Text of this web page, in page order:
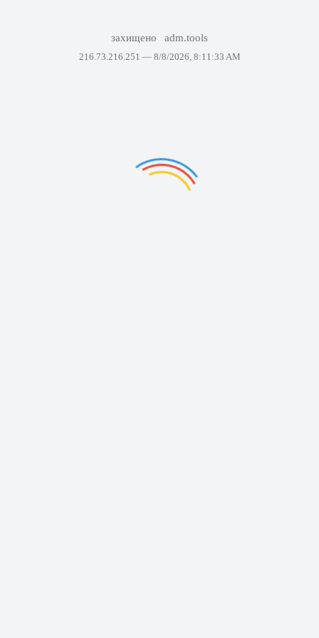
захищено adm.tools
216.73.216.251 — 8/8/2026, 8:11:33 AM